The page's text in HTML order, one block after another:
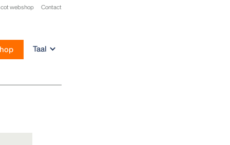
webshop Contact
Taal